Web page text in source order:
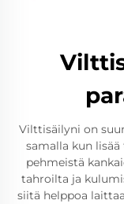
Vilttisäilyni on
samalla kun
pehmeistä
tahroilta ja
siitä helppoa